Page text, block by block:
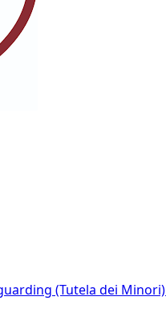
(Tutela dei Minori)